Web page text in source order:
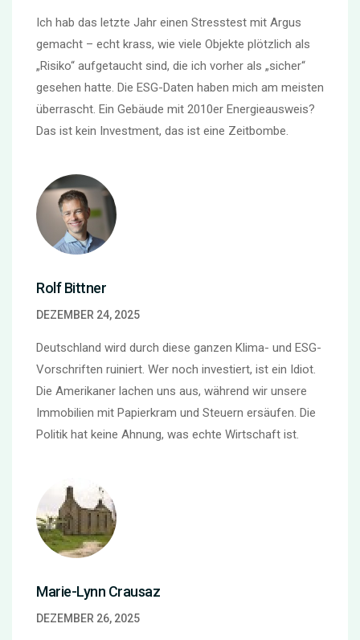
Ich hab das letzte Jahr einen Stresstest mit Argus
gemacht – echt krass, wie viele Objekte plötzlich als
„Risiko“ aufgetaucht sind, die ich vorher als „sicher“
gesehen hatte. Die ESG-Daten haben mich am meisten
überrascht. Ein Gebäude mit 2010er Energieausweis?
Das ist kein Investment, das ist eine Zeitbombe.
Rolf Bittner
DEZEMBER 24, 2025
Deutschland wird durch diese ganzen Klima- und ESG-
Vorschriften ruiniert. Wer noch investiert, ist ein Idiot.
Die Amerikaner lachen uns aus, während wir unsere
Immobilien mit Papierkram und Steuern ersäufen. Die
Politik hat keine Ahnung, was echte Wirtschaft ist.
Marie-Lynn Crausaz
DEZEMBER 26, 2025